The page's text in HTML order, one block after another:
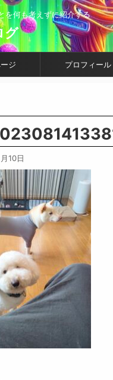
を何も考えずに紹介する
グ
ジ プロフィール
10日